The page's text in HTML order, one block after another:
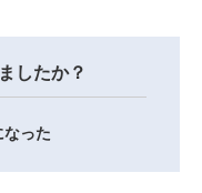
したか？
った